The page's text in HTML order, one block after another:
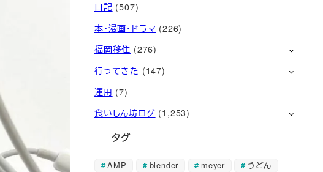
日記 (507)
本・漫画・ドラマ (226)
福岡移住 (276)
行ってきた (147)
運用 (7)
食いしん坊ログ (1,253)
タグ
AMP blender meyer
うどん